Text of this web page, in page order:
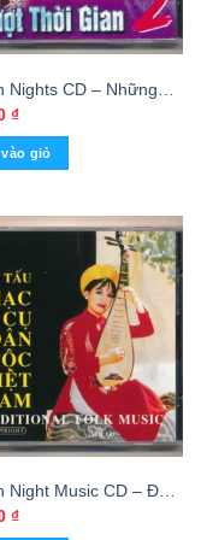
Nights CD – Những
Vượt Thời Gian 2
₫
giỏ
Night Music CD – Độc
Cụ Dân Tộc Việt
₫